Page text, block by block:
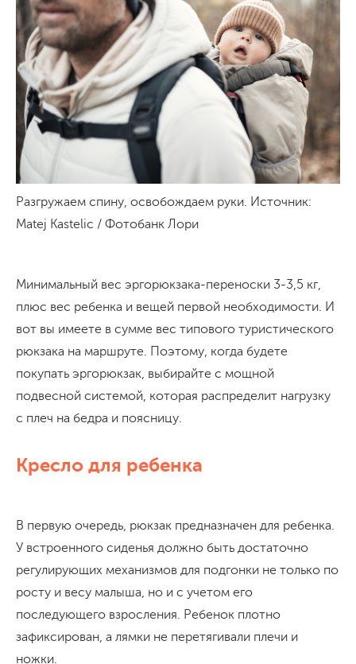
Разгружаем спину, освобождаем руки. Источник:
Matej Kastelic / Фотобанк Лори
Минимальный вес эргорюкзака-переноски 3-3,5 кг,
плюс вес ребенка и вещей первой необходимости. И
вот вы имеете в сумме вес типового туристического
рюкзака на маршруте. Поэтому, когда будете
покупать эргорюкзак, выбирайте с мощной
подвесной системой, которая распределит нагрузку
с плеч на бедра и поясницу.
Кресло для ребенка
В первую очередь, рюкзак предназначен для ребенка.
У встроенного сиденья должно быть достаточно
регулирующих механизмов для подгонки не только по
росту и весу малыша, но и с учетом его
последующего взросления. Ребенок плотно
зафиксирован, а лямки не перетягивали плечи и
ножки.